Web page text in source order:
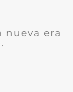
nueva era